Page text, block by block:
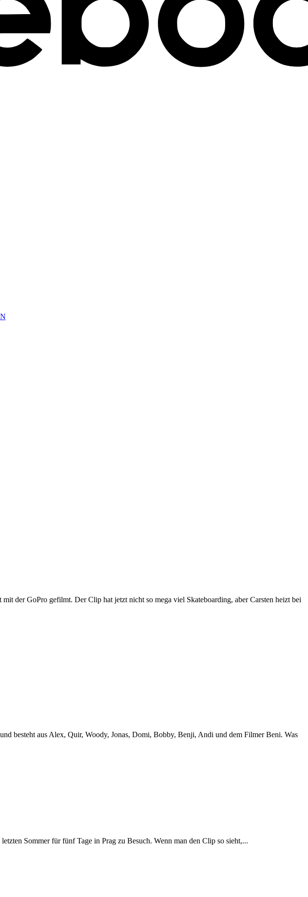
der GoPro gefilmt. Der Clip hat jetzt nicht so mega viel Skateboarding, aber Carsten heizt bei
besteht aus Alex, Quir, Woody, Jonas, Domi, Bobby, Benji, Andi und dem Filmer Beni. Was
Sommer für fünf Tage in Prag zu Besuch. Wenn man den Clip so sieht,...